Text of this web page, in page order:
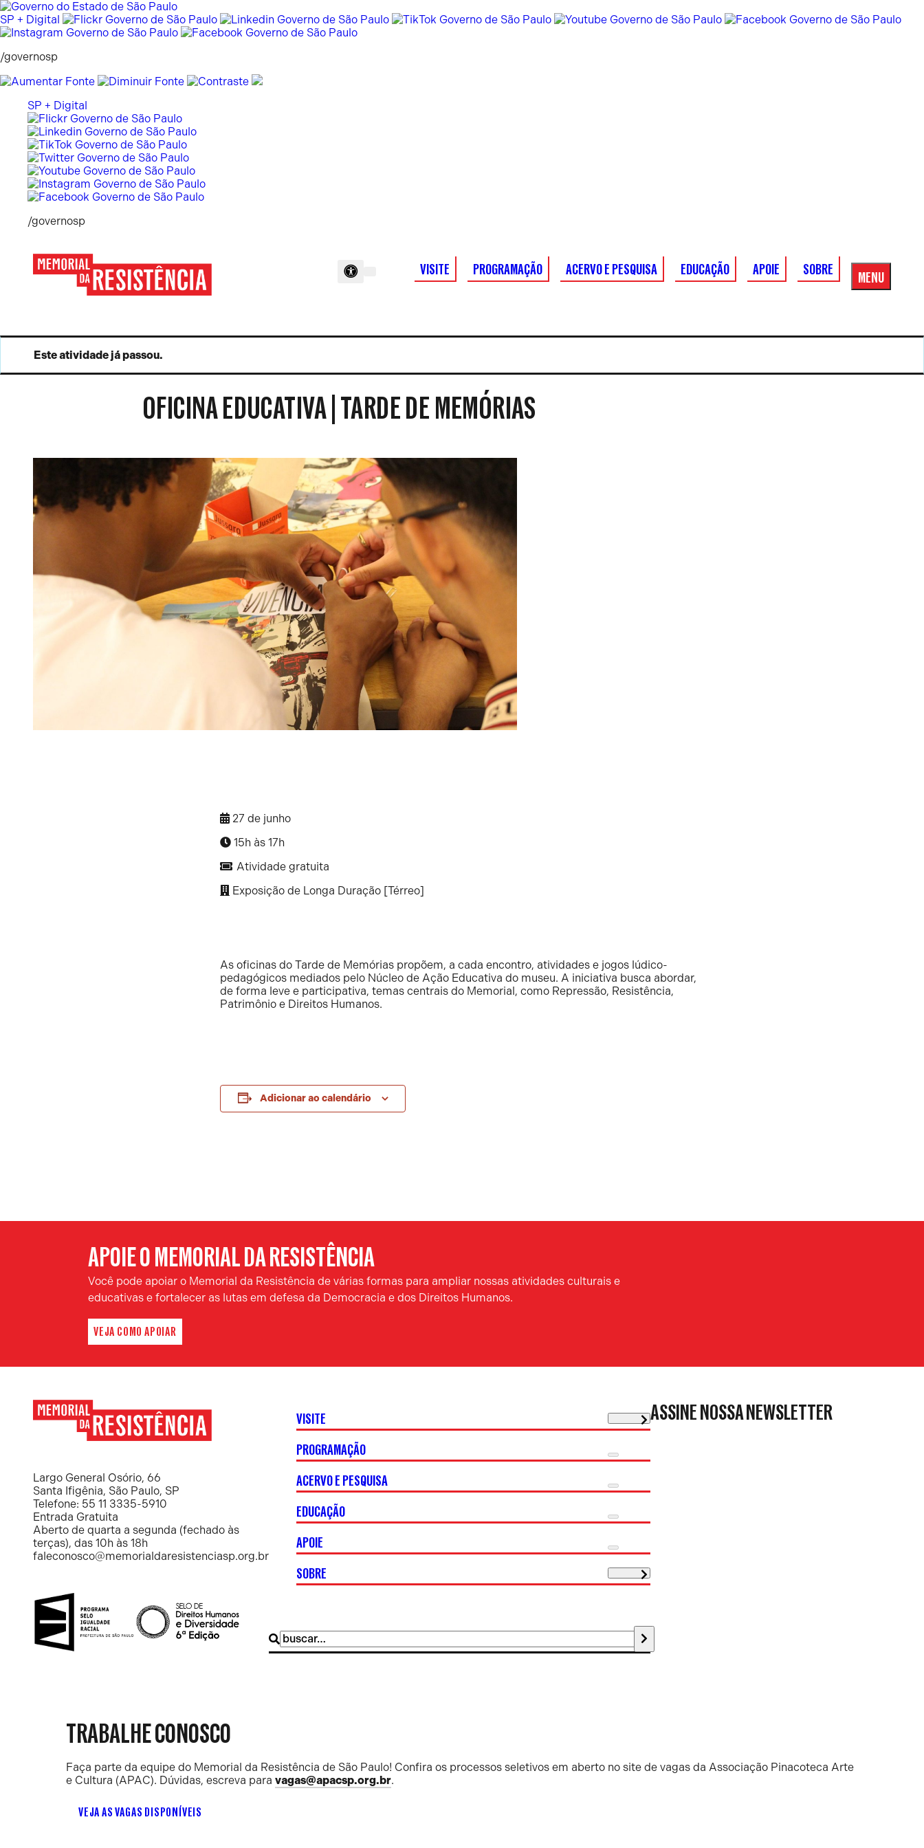
Pular
para
o
SP + Digital
/governosp
SP + Digital
/governosp
VISITE PROGRAMAÇÃO ACERVO E PESQUISA EDUCAÇÃO APOIE SOBRE MENU
Menu
Este atividade já passou.
OFICINA EDUCATIVA | TARDE DE MEMÓRIAS
27 de junho
15h às 17h
Atividade gratuita
Exposição de Longa Duração [Térreo]
As oficinas do Tarde de Memórias propõem, a cada encontro, atividades e jogos lúdico-
pedagógicos mediados pelo Núcleo de Ação Educativa do museu. A iniciativa busca abordar,
de forma leve e participativa, temas centrais do Memorial, como Repressão, Resistência,
Patrimônio e Direitos Humanos.
Adicionar ao calendário
APOIE O MEMORIAL DA RESISTÊNCIA
Você pode apoiar o Memorial da Resistência de várias formas para ampliar nossas atividades culturais e
educativas e fortalecer as lutas em defesa da Democracia e dos Direitos Humanos.
VEJA COMO APOIAR
Resistência
Largo General Osório, 66
Santa Ifigênia, São Paulo, SP
Telefone: 55 11 3335-5910
Entrada Gratuita
Aberto de quarta a segunda (fechado às
terças), das 10h às 18h
faleconosco@memorialdaresistenciasp.org.br
Buscar
por:
VISITE
PROGRAMAÇÃO
ACERVO E PESQUISA
EDUCAÇÃO
APOIE
SOBRE
ASSINE NOSSA NEWSLETTER
TRABALHE CONOSCO
Faça parte da equipe do Memorial da Resistência de São Paulo! Confira os processos seletivos em aberto no site de vagas da Associação Pinacoteca Arte
e Cultura (APAC). Dúvidas, escreva para vagas@apacsp.org.br.
VEJA AS VAGAS DISPONÍVEIS